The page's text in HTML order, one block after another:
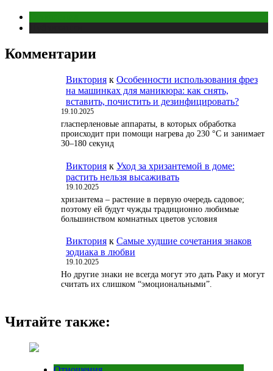
Комментарии
Виктория к Особенности использования фрез
на машинках для маникюра: как снять,
вставить, почистить и дезинфицировать?
19.10.2025
гласперленовые аппараты, в которых обработка
происходит при помощи нагрева до 230 °С и занимает
30–180 секунд
Виктория к Уход за хризантемой в доме:
растить нельзя высаживать
19.10.2025
хризантема – растение в первую очередь садовое;
поэтому ей будут чужды традиционно любимые
большинством комнатных цветов условия
Виктория к Самые худшие сочетания знаков
зодиака в любви
19.10.2025
Но другие знаки не всегда могут это дать Раку и могут
считать их слишком “эмоциональными”.
Читайте также: